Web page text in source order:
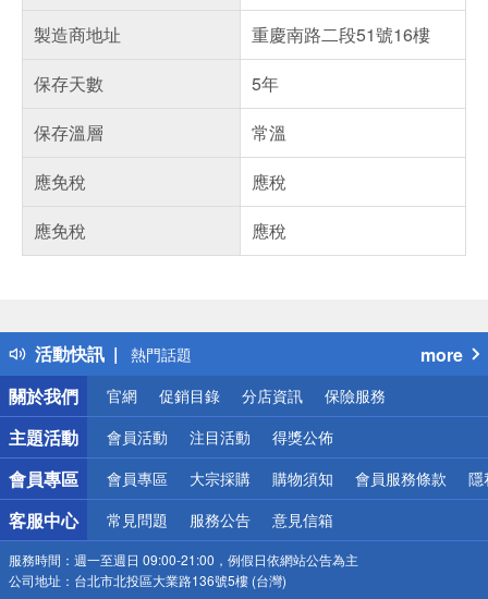
製造商地址
重慶南路二段51號16樓
保存天數
5年
保存溫層
常溫
應免稅
應稅
應免稅
應稅
活動快訊
得獎公告
熱門話題
銀行優惠
偏遠地區配送
詐騙網頁！請小心！
more
關於我們
官網 促銷目錄 分店資訊 保險服務
主題活動 會員活動 注目活動 得獎公佈
會員專區 會員專區 大宗採購 購物須知 會員服務條款 隱
客服中心 常見問題 服務公告 意見信箱
服務時間： 週一至週日 09:00-21:00，例假日依網站公告為主
公司地址： 台北市北投區大業路136號5樓 (台灣)